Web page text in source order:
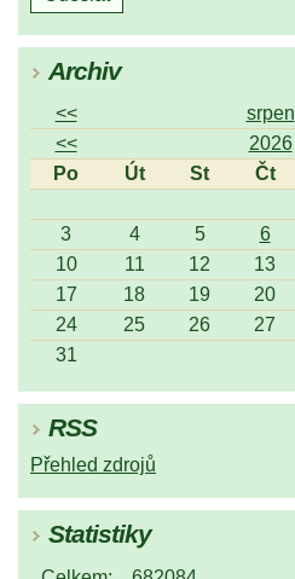
Archiv
<< srpen
<<
2026
Po
Út St Čt
3
4 5 6
10
11 12 13
17
18 19 20
24
25 26 27
31
RSS
Přehled zdrojů
Statistiky